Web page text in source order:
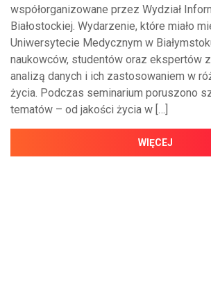
współorganizowane przez Wydział
Białostockiej. Wydarzenie, które miało
Uniwersytecie Medycznym w
naukowców, studentów oraz ekspertów
analizą danych i ich zastosowaniem w
życia. Podczas seminarium poruszono
tematów – od jakości życia w […]
WIĘCEJ